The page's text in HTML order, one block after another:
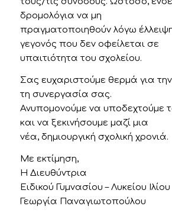
δρομολόγια να μη
πραγματοποιηθούν λόγω
γεγονός που δεν οφείλεται σε
υπαιτιότητα του σχολείου.
Σας ευχαριστούμε θερμά για
τη συνεργασία σας.
Ανυπομονούμε να υποδεχτούμε
και να ξεκινήσουμε μαζί μια
νέα, δημιουργική σχολική χρονιά.
Με εκτίμηση,
Η Διευθύντρια
Ειδικού Γυμνασίου – Λυκείου Ιλίου
Γεωργία Παναγιωτοπούλου